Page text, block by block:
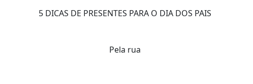
5 DICAS DE PRESENTES PARA O DIA DOS PAIS
Pela rua